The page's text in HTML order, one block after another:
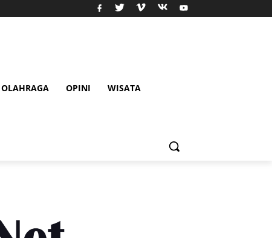
OLAHRAGA OPINI WISATA